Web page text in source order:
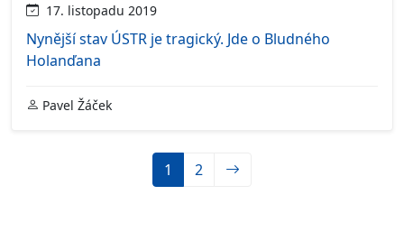
17. listopadu 2019
Nynější stav ÚSTR je tragický. Jde o Bludného
Holanďana
Pavel Žáček
1 2